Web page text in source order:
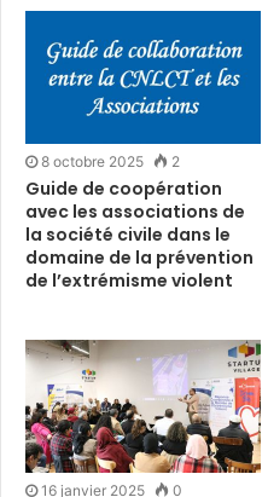
8 octobre 2025 2
Guide de coopération
avec les associations de
la société civile dans le
domaine de la prévention
de l’extrémisme violent
16 janvier 2025 0